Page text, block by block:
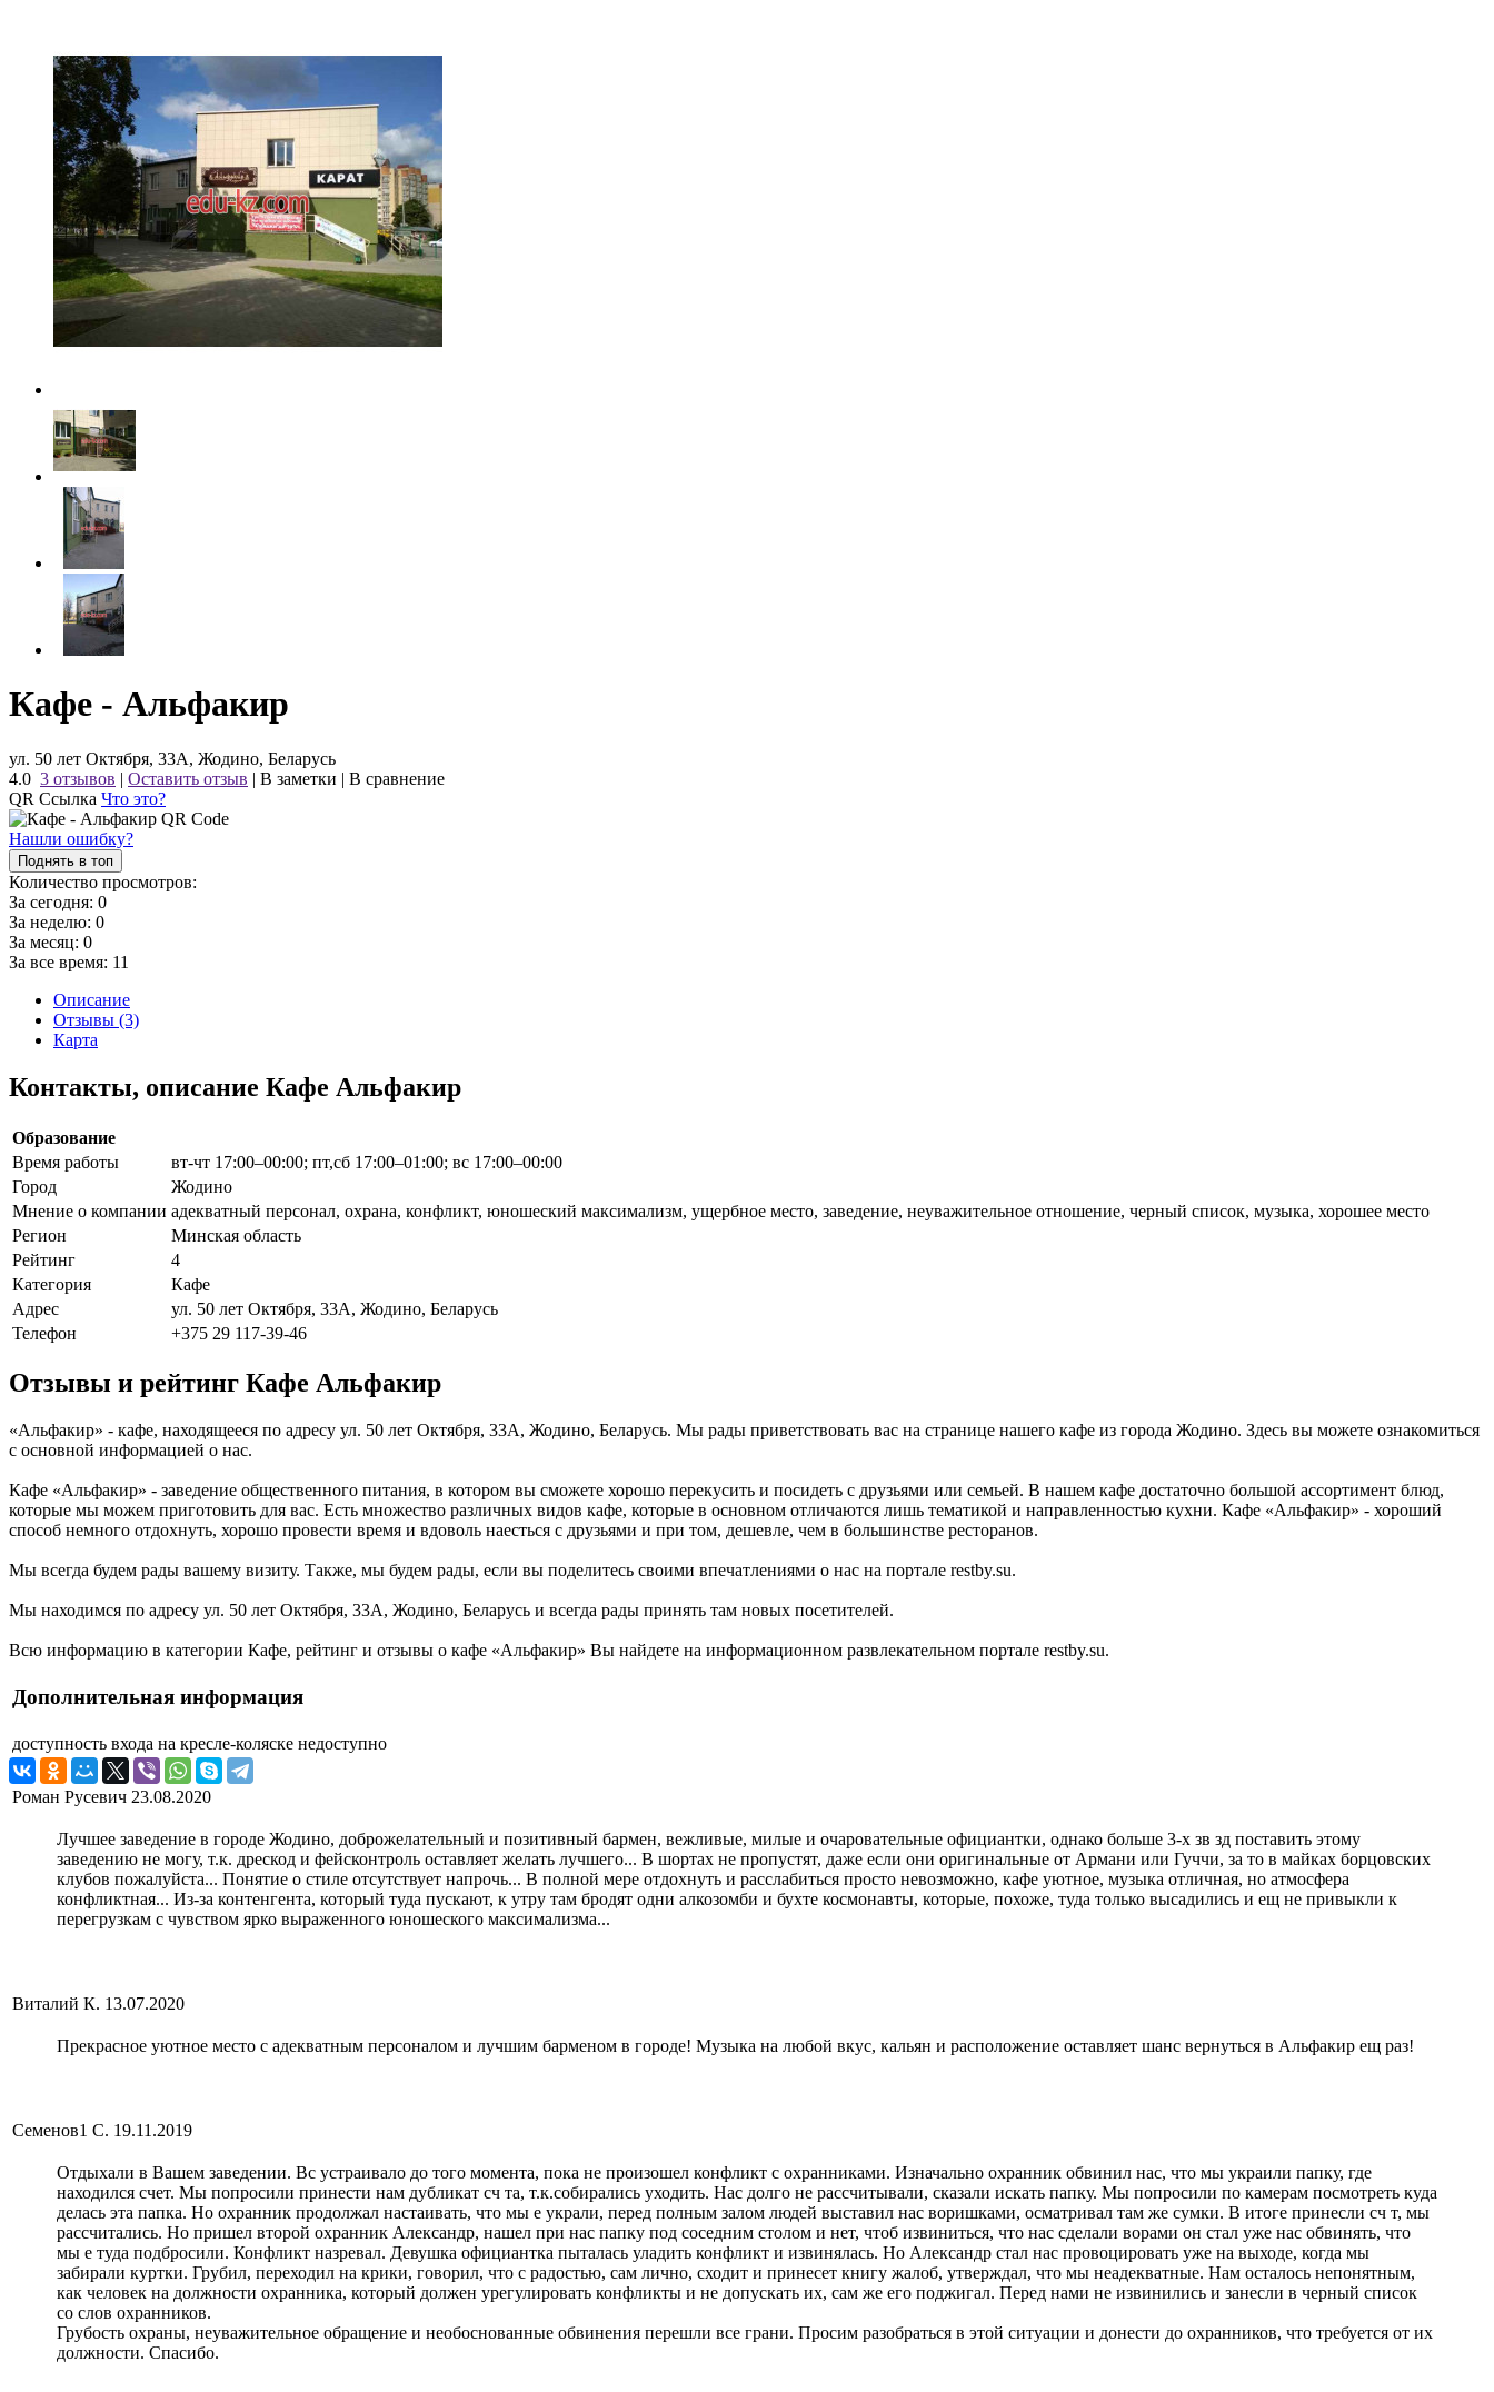
Кафе - Альфакир
ул. 50 лет Октября, 33А, Жодино, Беларусь
4.0 3 отзывов | Оставить отзыв | В заметки | В сравнение
QR Ссылка Что это?
Нашли ошибку?
Поднять в топ
Количество просмотров:
За сегодня: 0
За неделю: 0
За месяц: 0
За все время: 11
Описание
Отзывы (3)
Карта
Контакты, описание Кафе Альфакир
Образование
Время работы
вт-чт 17:00–00:00; пт,сб 17:00–01:00; вс 17:00–00:00
Город
Жодино
Мнение о компании адекватный персонал, охрана, конфликт, юношеский максимализм, ущербное место, заведение, неуважительное отношение, черный список, музыка, хорошее место
Регион
Минская область
Рейтинг
4
Категория
Кафе
Адрес
ул. 50 лет Октября, 33А, Жодино, Беларусь
Телефон
+375 29 117-39-46
Отзывы и рейтинг Кафе Альфакир
«Альфакир» - кафе, находящееся по адресу ул. 50 лет Октября, 33А, Жодино, Беларусь. Мы рады приветствовать вас на странице нашего кафе из города Жодино. Здесь вы можете ознакомиться
с основной информацией о нас.
Кафе «Альфакир» - заведение общественного питания, в котором вы сможете хорошо перекусить и посидеть с друзьями или семьей. В нашем кафе достаточно большой ассортимент блюд,
которые мы можем приготовить для вас. Есть множество различных видов кафе, которые в основном отличаются лишь тематикой и направленностью кухни. Кафе «Альфакир» - хороший
способ немного отдохнуть, хорошо провести время и вдоволь наесться с друзьями и при том, дешевле, чем в большинстве ресторанов.
Мы всегда будем рады вашему визиту. Также, мы будем рады, если вы поделитесь своими впечатлениями о нас на портале restby.su.
Мы находимся по адресу ул. 50 лет Октября, 33А, Жодино, Беларусь и всегда рады принять там новых посетителей.
Всю информацию в категории Кафе, рейтинг и отзывы о кафе «Альфакир» Вы найдете на информационном развлекательном портале restby.su.
Дополнительная информация
доступность входа на кресле-коляске недоступно
Роман Русевич 23.08.2020
Лучшее заведение в городе Жодино, доброжелательный и позитивный бармен, вежливые, милые и очаровательные официантки, однако больше 3-х зв зд поставить этому
заведению не могу, т.к. дрескод и фейсконтроль оставляет желать лучшего... В шортах не пропустят, даже если они оригинальные от Армани или Гуччи, за то в майках борцовских
клубов пожалуйста... Понятие о стиле отсутствует напрочь... В полной мере отдохнуть и расслабиться просто невозможно, кафе уютное, музыка отличная, но атмосфера
конфликтная... Из-за контенгента, который туда пускают, к утру там бродят одни алкозомби и бухте космонавты, которые, похоже, туда только высадились и ещ не привыкли к
перегрузкам с чувством ярко выраженного юношеского максимализма...
Виталий К. 13.07.2020
Прекрасное уютное место с адекватным персоналом и лучшим барменом в городе! Музыка на любой вкус, кальян и расположение оставляет шанс вернуться в Альфакир ещ раз!
Семенов1 С. 19.11.2019
Отдыхали в Вашем заведении. Вс устраивало до того момента, пока не произошел конфликт с охранниками. Изначально охранник обвинил нас, что мы украили папку, где
находился счет. Мы попросили принести нам дубликат сч та, т.к.собирались уходить. Нас долго не рассчитывали, сказали искать папку. Мы попросили по камерам посмотреть куда
делась эта папка. Но охранник продолжал настаивать, что мы е украли, перед полным залом людей выставил нас воришками, осматривал там же сумки. В итоге принесли сч т, мы
рассчитались. Но пришел второй охранник Александр, нашел при нас папку под соседним столом и нет, чтоб извиниться, что нас сделали ворами он стал уже нас обвинять, что
мы е туда подбросили. Конфликт назревал. Девушка официантка пыталась уладить конфликт и извинялась. Но Александр стал нас провоцировать уже на выходе, когда мы
забирали куртки. Грубил, переходил на крики, говорил, что с радостью, сам лично, сходит и принесет книгу жалоб, утверждал, что мы неадекватные. Нам осталось непонятным,
как человек на должности охранника, который должен урегулировать конфликты и не допускать их, сам же его поджигал. Перед нами не извинились и занесли в черный список
со слов охранников.
Грубость охраны, неуважительное обращение и необоснованные обвинения перешли все грани. Просим разобраться в этой ситуации и донести до охранников, что требуется от их
должности. Спасибо.